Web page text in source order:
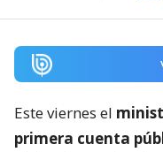
Este viernes el
primera cuenta